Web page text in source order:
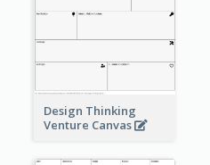
Design Thinking
Venture Canvas